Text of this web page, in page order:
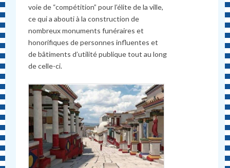
voie de “compétition” pour l’élite de la ville,
ce qui a abouti à la construction de
nombreux monuments funéraires et
honorifiques de personnes influentes et
de bâtiments d’utilité publique tout au long
de celle-ci.